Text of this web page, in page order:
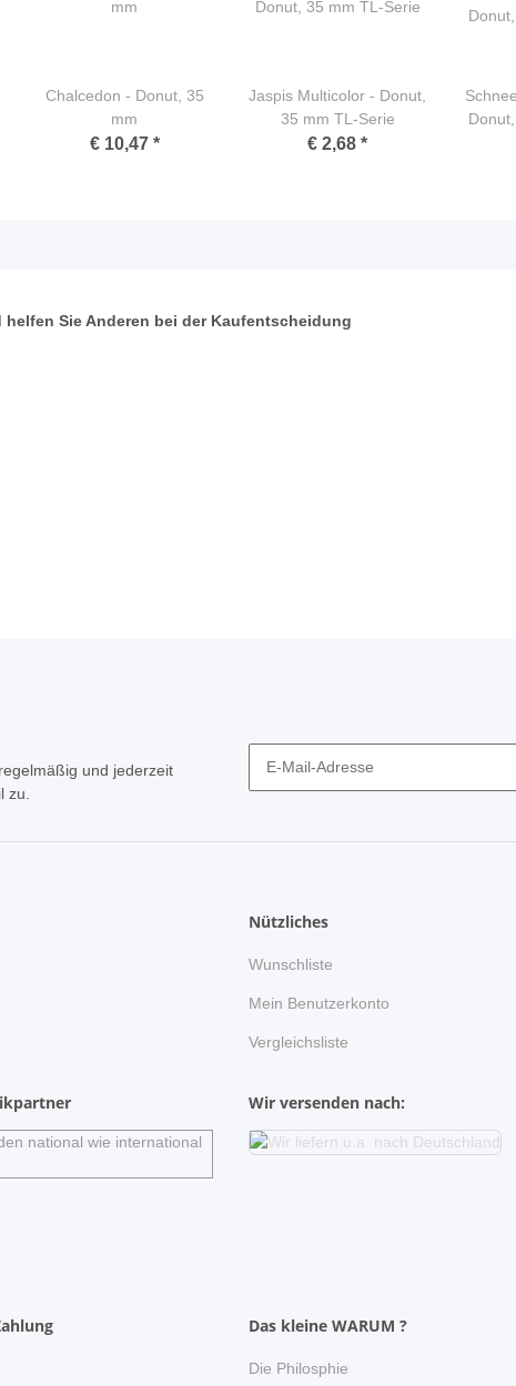
Sie Anderen bei der Kaufentscheidung
Chalcedon - Donut, 35
mm
€ 10,47 *
Jaspis Multicolor - Donut,
35 mm TL-Serie
€ 2,68 *
regelmäßig und jederzeit
zu.
Nützliches
Wunschliste
Mein Benutzerkonto
Vergleichsliste
Wir versenden nach:
Das kleine WARUM ?
Die Philosphie